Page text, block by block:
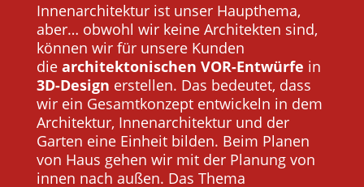
Innenarchitektur ist unser Haupthema,
aber… obwohl wir keine Architekten sind,
können wir für unsere Kunden
die architektonischen VOR-Entwürfe in
3D-Design erstellen. Das bedeutet, dass
wir ein Gesamtkonzept entwickeln in dem
Architektur, Innenarchitektur und der
Garten eine Einheit bilden. Beim Planen
von Haus gehen wir mit der Planung von
innen nach außen. Das Thema